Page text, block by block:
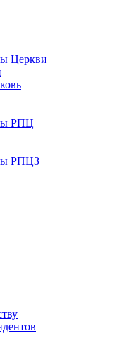
Церкви
РПЦ
РПЦЗ